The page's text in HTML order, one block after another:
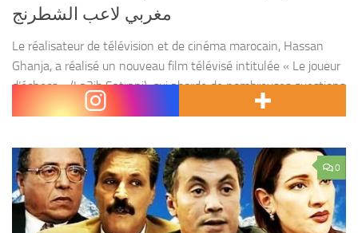
مغربي لاعب الشطرنج
Le réalisateur de télévision et de cinéma marocain, Hassan
Ghanja, a réalisé un nouveau film télévisé intitulée « Le joueur
d’échecs » (La3ib Satranj), qui aborde de nombreuses questions
et dossiers liés aux crimes de fraude...
0